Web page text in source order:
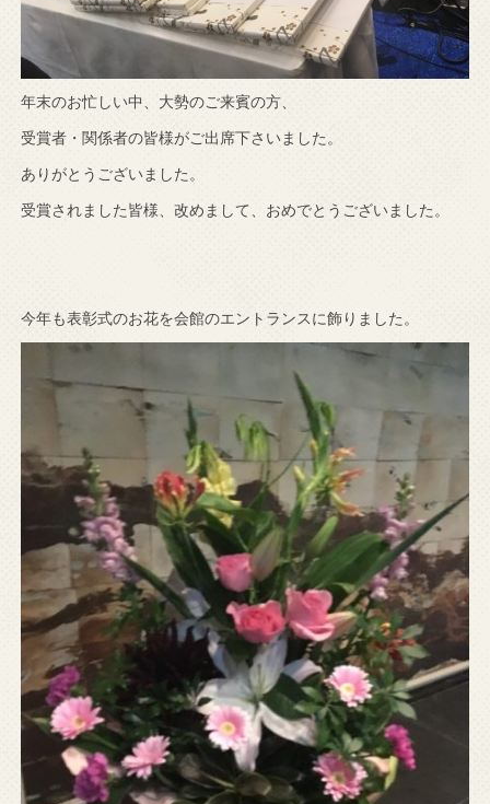
年末のお忙しい中、大勢のご来賓の方、
受賞者・関係者の皆様がご出席下さいました。
ありがとうございました。
受賞されました皆様、改めまして、おめでとうございました。
今年も表彰式のお花を会館のエントランスに飾りました。